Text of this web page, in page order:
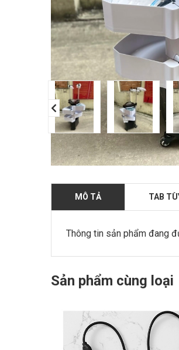
MÔ TẢ TAB
Thông tin sản phẩm đang
Sản phẩm cùng loại